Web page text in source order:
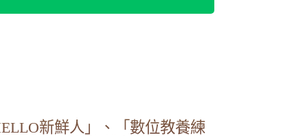
新鮮人」、「數位教養練